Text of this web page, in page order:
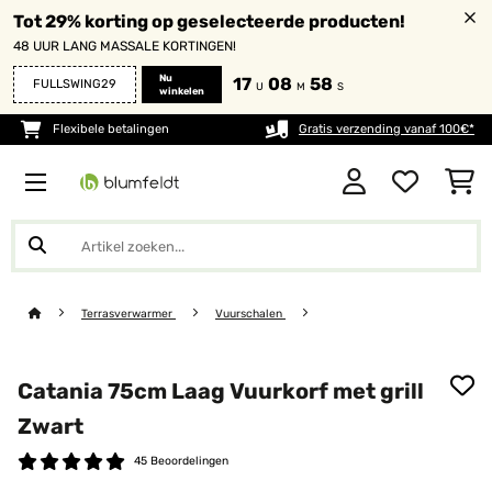
Tot 29% korting op geselecteerde producten!
48 UUR LANG MASSALE KORTINGEN!
FULLSWING29
Nu
winkelen
17 U 08 M 57 S
Flexibele betalingen Gratis verzending vanaf 100€*
Terrasverwarmer Vuurschalen
Catania 75cm Laag Vuurkorf met grill
Zwart
45 Beoordelingen